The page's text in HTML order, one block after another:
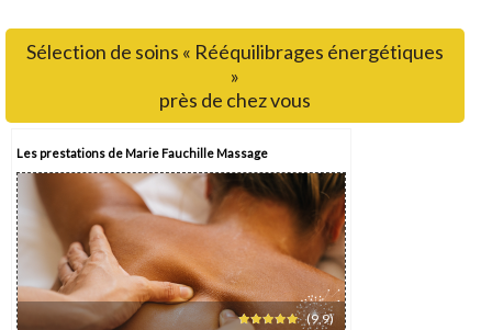
Sélection de soins « Rééquilibrages énergétiques
»
près de chez vous
Les prestations de Marie Fauchille Massage
(9,9)